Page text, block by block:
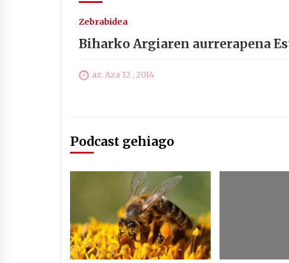
Zebrabidea
Biharko Argiaren aurrerapena
az. Aza 12 , 2014
Podcast gehiago